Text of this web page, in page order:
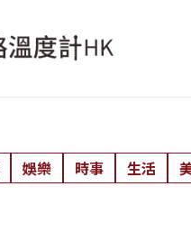
娛樂 時事 生活